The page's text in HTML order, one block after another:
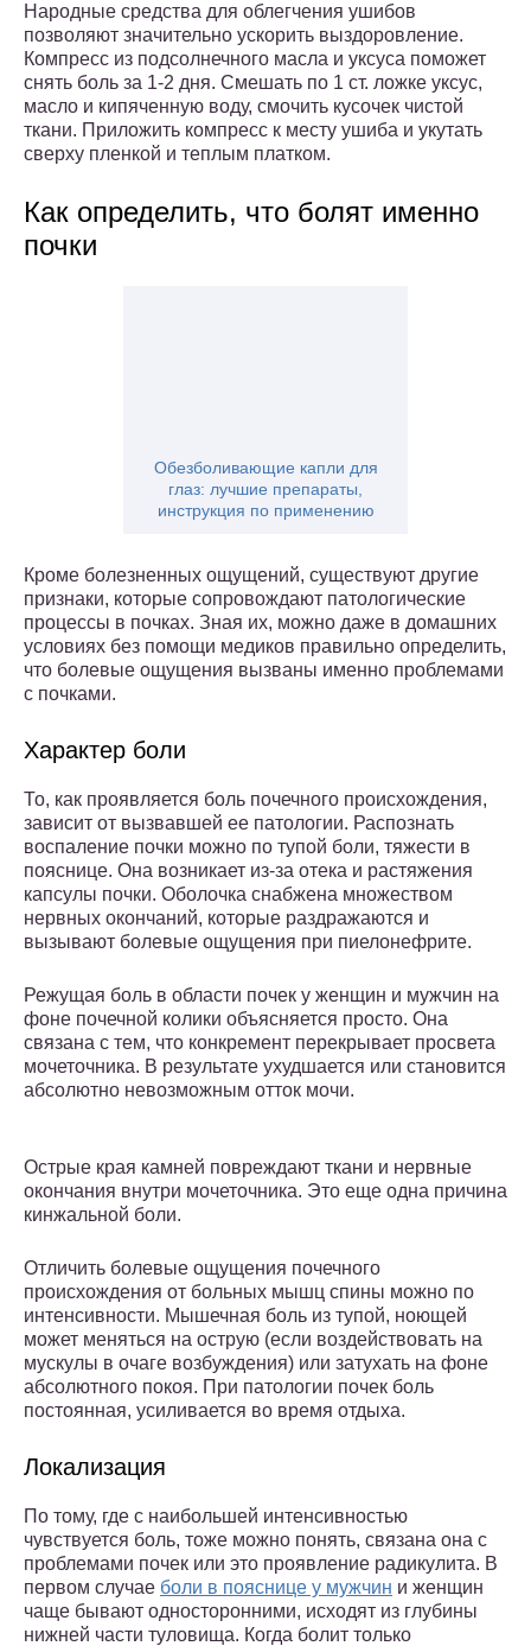
Народные средства для облегчения ушибов
позволяют значительно ускорить выздоровление.
Компресс из подсолнечного масла и уксуса поможет
снять боль за 1-2 дня. Смешать по 1 ст. ложке уксус,
масло и кипяченную воду, смочить кусочек чистой
ткани. Приложить компресс к месту ушиба и укутать
сверху пленкой и теплым платком.
Как определить, что болят именно
почки
Обезболивающие капли для
глаз: лучшие препараты,
инструкция по применению
Кроме болезненных ощущений, существуют другие
признаки, которые сопровождают патологические
процессы в почках. Зная их, можно даже в домашних
условиях без помощи медиков правильно определить,
что болевые ощущения вызваны именно проблемами
с почками.
Характер боли
То, как проявляется боль почечного происхождения,
зависит от вызвавшей ее патологии. Распознать
воспаление почки можно по тупой боли, тяжести в
пояснице. Она возникает из-за отека и растяжения
капсулы почки. Оболочка снабжена множеством
нервных окончаний, которые раздражаются и
вызывают болевые ощущения при пиелонефрите.
Режущая боль в области почек у женщин и мужчин на
фоне почечной колики объясняется просто. Она
связана с тем, что конкремент перекрывает просвета
мочеточника. В результате ухудшается или становится
абсолютно невозможным отток мочи.
Острые края камней повреждают ткани и нервные
окончания внутри мочеточника. Это еще одна причина
кинжальной боли.
Отличить болевые ощущения почечного
происхождения от больных мышц спины можно по
интенсивности. Мышечная боль из тупой, ноющей
может меняться на острую (если воздействовать на
мускулы в очаге возбуждения) или затухать на фоне
абсолютного покоя. При патологии почек боль
постоянная, усиливается во время отдыха.
Локализация
По тому, где с наибольшей интенсивностью
чувствуется боль, тоже можно понять, связана она с
проблемами почек или это проявление радикулита. В
первом случае боли в пояснице у мужчин и женщин
чаще бывают односторонними, исходят из глубины
нижней части туловища. Когда болит только